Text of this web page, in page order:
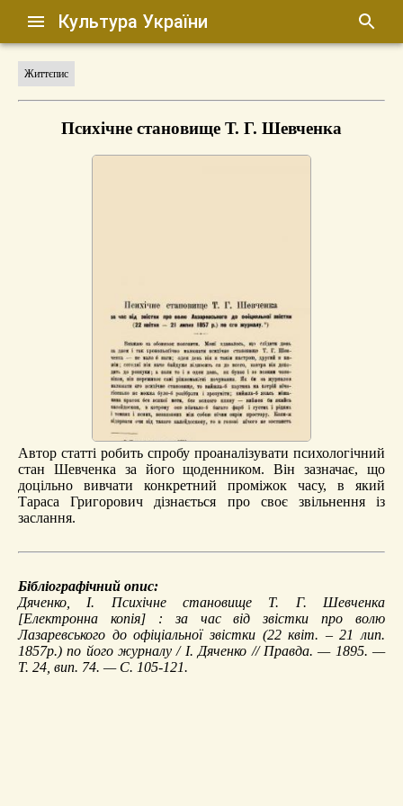
Культура України
Життєпис
Психічне становище Т. Г. Шевченка
Автор статті робить спробу проаналізувати психологічний
стан Шевченка за його щоденником. Він зазначає, що
доцільно вивчати конкретний проміжок часу, в який
Тараса Григорович дізнається про своє звільнення із
заслання.
Бібліографічний опис:
Дяченко, І. Психічне становище Т. Г. Шевченка
[Електронна копія] : за час від звістки про волю
Лазаревського до офіціальної звістки (22 квіт. – 21 лип.
1857р.) по його журналу / І. Дяченко // Правда. — 1895. —
Т. 24, вип. 74. — С. 105-121.